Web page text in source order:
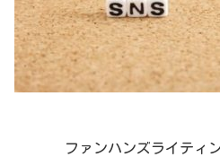
ファンハンズライティ